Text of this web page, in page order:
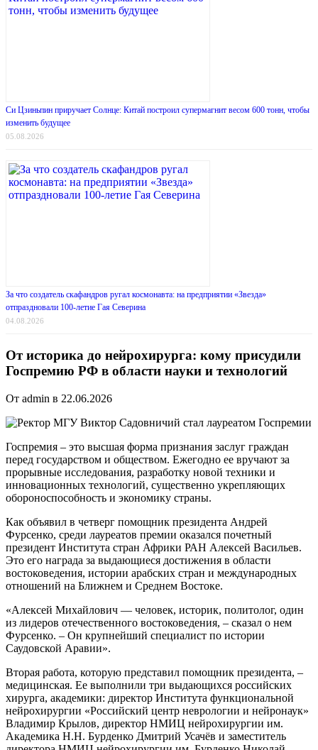
Си Цзиньпин приручает Солнце: Китай построил супермагнит весом 600 тонн, чтобы
изменить будущее
05.08.2026
За что создатель скафандров ругал космонавта: на предприятии «Звезда»
отпраздновали 100-летие Гая Северина
04.08.2026
От историка до нейрохирурга: кому присудили
Госпремию РФ в области науки и технологий
От admin в 22.06.2026
Госпремия – это высшая форма признания заслуг граждан
перед государством и обществом. Ежегодно ее вручают за
прорывные исследования, разработку новой техники и
инновационных технологий, существенно укрепляющих
обороноспособность и экономику страны.
Как объявил в четверг помощник президента Андрей
Фурсенко, среди лауреатов премии оказался почетный
президент Института стран Африки РАН Алексей Васильев.
Это его награда за выдающиеся достижения в области
востоковедения, истории арабских стран и международных
отношений на Ближнем и Среднем Востоке.
«Алексей Михайлович — человек, историк, политолог, один
из лидеров отечественного востоковедения, – сказал о нем
Фурсенко. – Он крупнейший специалист по истории
Саудовской Аравии».
Вторая работа, которую представил помощник президента, –
медицинская. Ее выполнили три выдающихся российских
хирурга, академики: директор Института функциональной
нейрохирургии «Российский центр неврологии и нейронаук»
Владимир Крылов, директор НМИЦ нейрохирургии им.
Академика Н.Н. Бурденко Дмитрий Усачёв и заместитель